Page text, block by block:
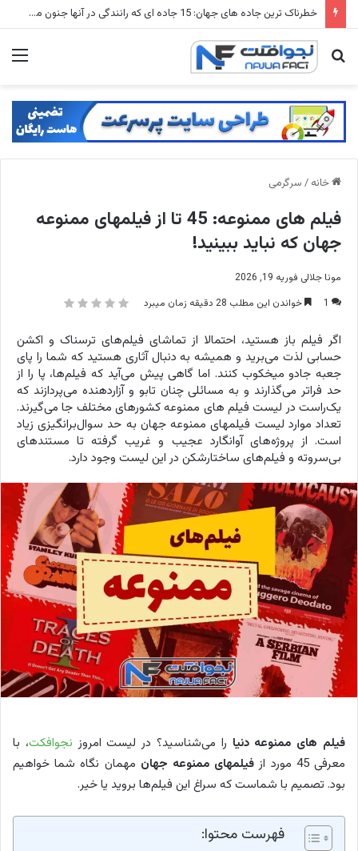
باهوش ترین حیوانات جهان: 15 جانوری که از انسان باهوش ترند!
جستجو
برای
خانه / سرگرمی
فیلم های ممنوعه: 45 تا از فیلمهای ممنوعه
جهان که نباید ببینید!
مونا جلالی فوریه 19, 2026
1
خواندن این مطلب 28 دقیقه زمان میبرد
اگر فیلم باز هستید، احتمالا از تماشای فیلم‌های ترسناک و اکشن
حسابی لذت می‌برید و همیشه به دنبال آثاری هستید که شما را پای
جعبه جادو میخکوب کنند. اما گاهی پیش می‌آید که فیلم‌ها، پا را از
حد فراتر می‌گذارند و به مسائلی چنان تابو و آزاردهنده می‌پردازند که
یک‌راست در لیست فیلم های ممنوعه کشورهای مختلف جا می‌گیرند.
تعداد موارد لیست فیلمهای ممنوعه جهان به حد سوال‌برانگیزی زیاد
است. از پروژه‌های آوانگارد عجیب و غریب گرفته تا مستندهای
بی‌سروته و فیلم‌های ساختارشکن در این لیست وجود دارد.
فیلم های ممنوعه دنیا را می‌شناسید؟ در لیست امروز نجوافکت، با
معرفی 45 مورد از
فیلمهای ممنوعه جهان مهمان نگاه شما خواهیم
بود. تصمیم با شماست که سراغ این فیلم‌ها بروید یا خیر.
فهرست محتوا: